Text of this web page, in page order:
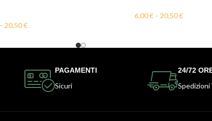
- 20,50€
6,00€ - 20,50€
PAGAMENTI
Sicuri
24/72
Spedizioni